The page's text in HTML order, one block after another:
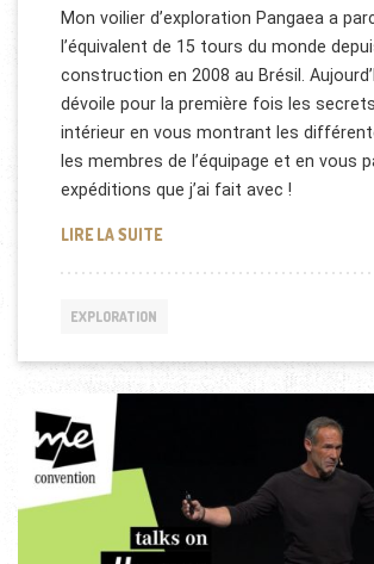
Mon voilier d’exploration Pangaea a
l’équivalent de 15 tours du monde
construction en 2008 au Brésil.
dévoile pour la première fois les
intérieur en vous montrant les
les membres de l’équipage et en vous
expéditions que j’ai fait avec !
LIRE LA SUITELE VOILIER PANGAEA DE MIKE
EXPLORATION